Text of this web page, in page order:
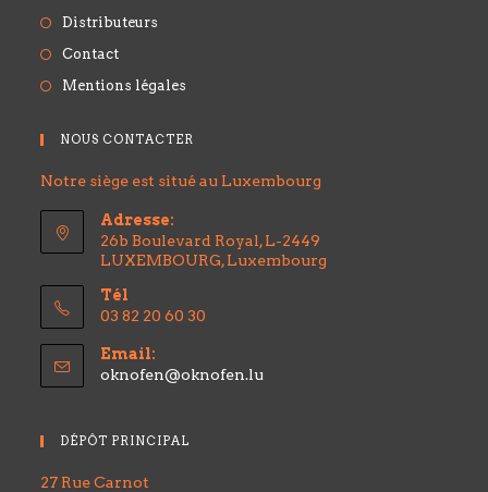
Distributeurs
Contact
Mentions légales
NOUS CONTACTER
Notre siège est situé au Luxembourg
Adresse:
26b Boulevard Royal, L-2449
LUXEMBOURG, Luxembourg
Tél
03 82 20 60 30
Email:
oknofen@oknofen.lu
DÉPÔT PRINCIPAL
27 Rue Carnot